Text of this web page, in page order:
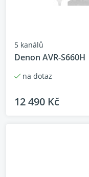
vykazují vynikající
VLASTNOSTI
Typ zařízení:
TYP:
ZVUKOVÉ
Doporučený výkon
5 kanálů
Denon AVR-S660H
na dotaz
12 490 Kč